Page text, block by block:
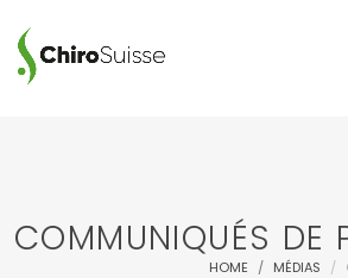
COMMUNIQUÉS DE
HOME MÉDIAS